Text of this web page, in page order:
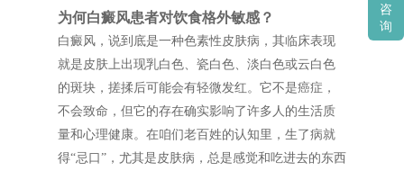
为何白癜风患者对饮食格外敏感？
白癜风，说到底是一种色素性皮肤病，其临床表现
就是皮肤上出现乳白色、瓷白色、淡白色或云白色
的斑块，搓揉后可能会有轻微发红。它不是癌症，
不会致命，但它的存在确实影响了许多人的生活质
量和心理健康。在咱们老百姓的认知里，生了病就
得“忌口”，尤其是皮肤病，总是感觉和吃进去的东西
咨
询